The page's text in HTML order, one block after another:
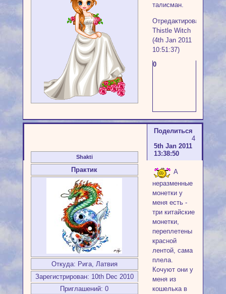
талисман.
Отредактировано
Thistle Witch
(4th Jan 2011
10:51:37)
0
Поделиться
4
5th Jan 2011
13:38:50
Shakti
Практик
Откуда: Рига, Латвия
Зарегистрирован: 10th Dec 2010
Приглашений: 0
А
неразменные
монетки у
меня есть -
три китайские
монетки,
переплетены
красной
лентой, сама
плела.
Кочуют они у
меня из
кошелька в